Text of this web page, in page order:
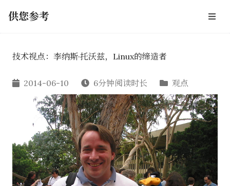
供您参考
技术视点：李纳斯·托沃兹，Linux的缔造者
2014-06-10 6分钟阅读时长 观点